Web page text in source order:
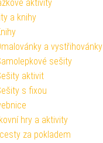
aktivity
a knihy
a vystřihovánky
sešity
aktivit
s fixou
hry a aktivity
za pokladem